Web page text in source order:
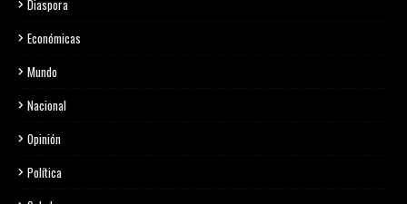
Diaspora
Económicas
Mundo
Nacional
Opinión
Política